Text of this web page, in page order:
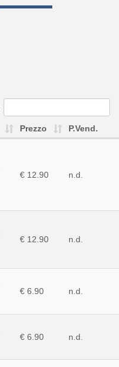
Prezzo P.Vend.
€ 12.90 n.d.
€ 12.90 n.d.
€ 6.90 n.d.
€ 6.90 n.d.